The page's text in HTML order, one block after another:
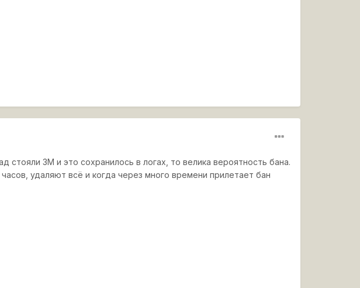
ЗМ и это сохранилось в логах, то велика вероятность бана.
удаляют всё и когда через много времени прилетает бан